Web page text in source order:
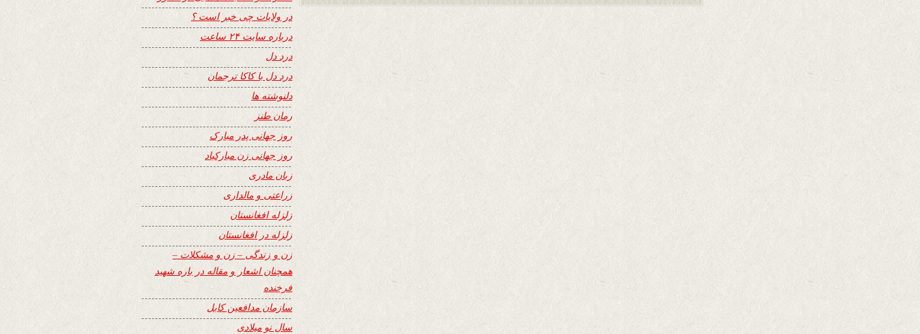
در ولایات چی خبر است ؟
درباره سایت ۲۴ ساعت
درد دل
درد دل با کاکا ترجمان
دلنوشته ها
رمان طنز
روز جهانی پدر مبارک
روز جهانی زن مبارکباد
زبان مادری
زراعتی و مالداری
زلزله افغانستان
زلزله در افغانستان
زن و زندگی – زن و مشکلات –
همچنان اشعار و مقاله در باره شهید
فرخنده
سازمان مدافعین کابل
سال نو میلادی